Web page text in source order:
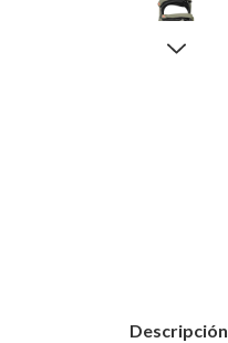
Descripción